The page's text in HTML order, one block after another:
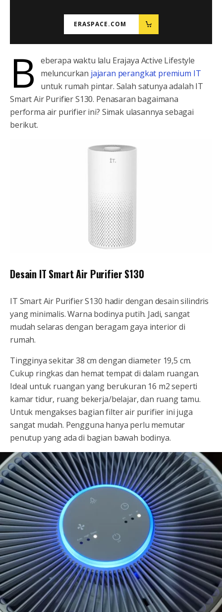
ERASPACE.COM
B
eberapa waktu lalu Erajaya Active Lifestyle
meluncurkan jajaran perangkat premium IT
untuk rumah pintar. Salah satunya adalah IT
Smart Air Purifier S130. Penasaran bagaimana
performa air purifier ini? Simak ulasannya sebagai
berikut.
Desain IT Smart Air Purifier S130
IT Smart Air Purifier S130 hadir dengan desain silindris
yang minimalis. Warna bodinya putih. Jadi, sangat
mudah selaras dengan beragam gaya interior di
rumah.
Tingginya sekitar 38 cm dengan diameter 19,5 cm.
Cukup ringkas dan hemat tempat di dalam ruangan.
Ideal untuk ruangan yang berukuran 16 m2 seperti
kamar tidur, ruang bekerja/belajar, dan ruang tamu.
Untuk mengakses bagian filter air purifier ini juga
sangat mudah. Pengguna hanya perlu memutar
penutup yang ada di bagian bawah bodinya.